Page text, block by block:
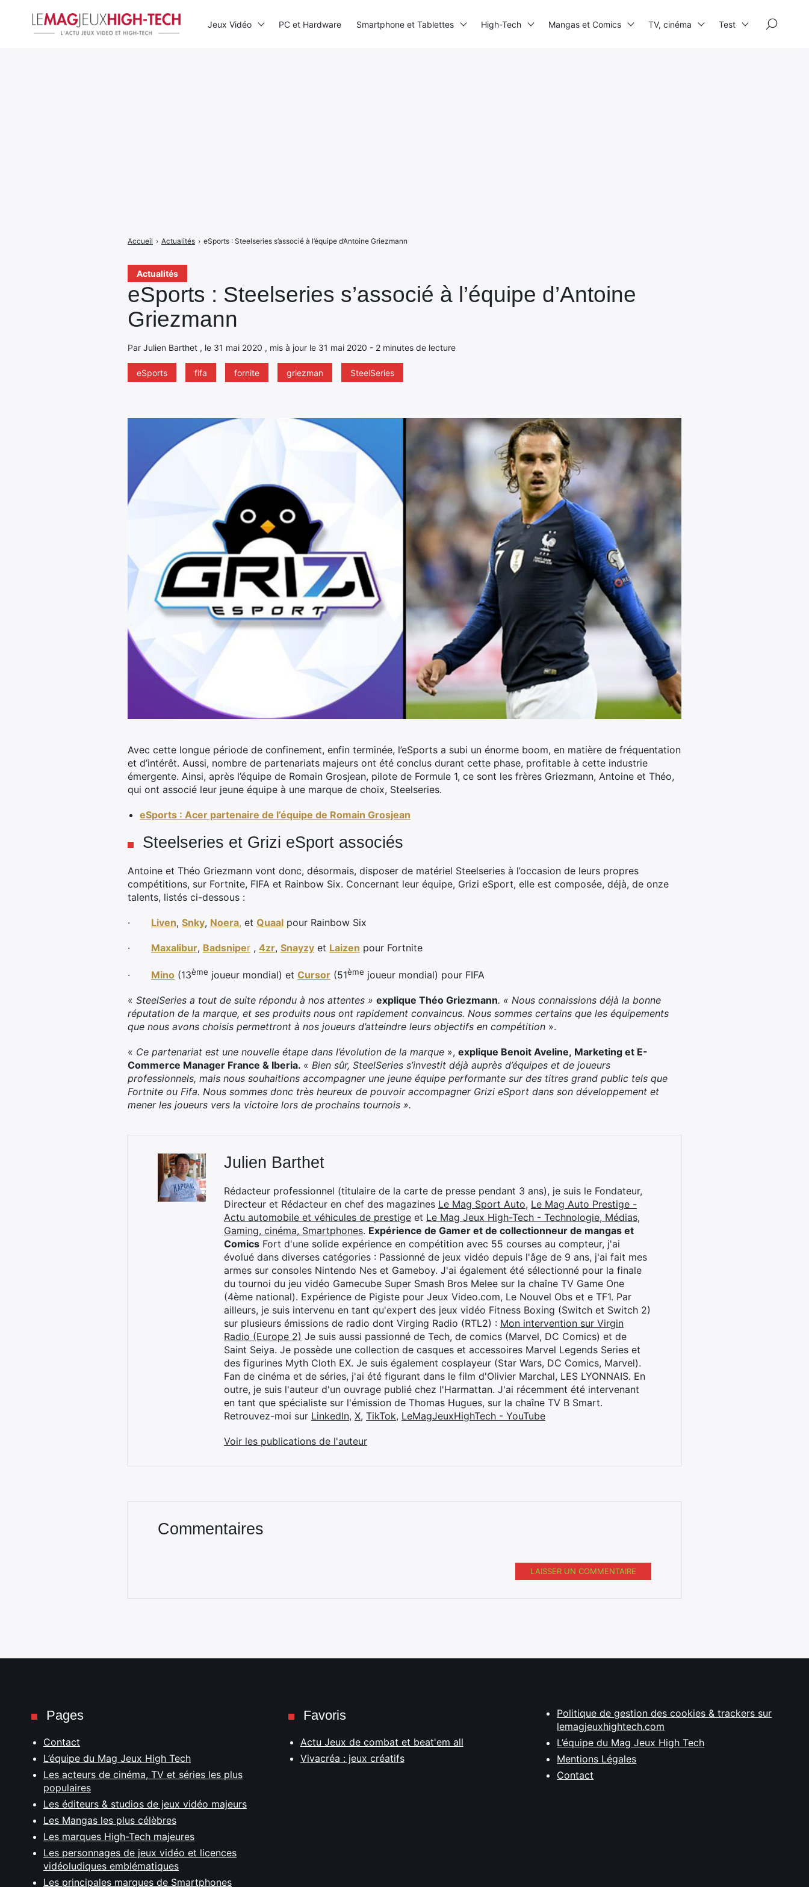
Actualités
eSports : Steelseries s’associé à l’équipe d’Antoine
Griezmann
Par Julien Barthet , le 31 mai 2020 , mis à jour le 31 mai 2020 - 2 minutes de lecture
eSports fifa fornite griezman SteelSeries
Accueil › Actualités › eSports : Steelseries s’associé à l’équipe d’Antoine Griezmann
Avec cette longue période de confinement, enfin terminée, l’eSports a subi un énorme boom, en matière de fréquentation
et d’intérêt. Aussi, nombre de partenariats majeurs ont été conclus durant cette phase, profitable à cette industrie
émergente. Ainsi, après l’équipe de Romain Grosjean, pilote de Formule 1, ce sont les frères Griezmann, Antoine et Théo,
qui ont associé leur jeune équipe à une marque de choix, Steelseries.
eSports : Acer partenaire de l’équipe de Romain Grosjean
Steelseries et Grizi eSport associés
Antoine et Théo Griezmann vont donc, désormais, disposer de matériel Steelseries à l’occasion de leurs propres
compétitions, sur Fortnite, FIFA et Rainbow Six. Concernant leur équipe, Grizi eSport, elle est composée, déjà, de onze
talents, listés ci-dessous :
· Liven, Snky, Noera, et Quaal pour Rainbow Six
· Maxalibur, Badsniper , 4zr, Snayzy et Laizen pour Fortnite
· Mino (13ème joueur mondial) et Cursor (51ème joueur mondial) pour FIFA
« SteelSeries a tout de suite répondu à nos attentes » explique Théo Griezmann. « Nous connaissions déjà la bonne
réputation de la marque, et ses produits nous ont rapidement convaincus. Nous sommes certains que les équipements
que nous avons choisis permettront à nos joueurs d’atteindre leurs objectifs en compétition ».
« Ce partenariat est une nouvelle étape dans l’évolution de la marque », explique Benoit Aveline, Marketing et E-
Commerce Manager France & Iberia. « Bien sûr, SteelSeries s’investit déjà auprès d’équipes et de joueurs
professionnels, mais nous souhaitions accompagner une jeune équipe performante sur des titres grand public tels que
Fortnite ou Fifa. Nous sommes donc très heureux de pouvoir accompagner Grizi eSport dans son développement et
mener les joueurs vers la victoire lors de prochains tournois ».
Julien Barthet
Rédacteur professionnel (titulaire de la carte de presse pendant 3 ans), je suis le Fondateur,
Directeur et Rédacteur en chef des magazines Le Mag Sport Auto, Le Mag Auto Prestige -
Actu automobile et véhicules de prestige et Le Mag Jeux High-Tech - Technologie, Médias,
Gaming, cinéma, Smartphones. Expérience de Gamer et de collectionneur de mangas et
Comics Fort d'une solide expérience en compétition avec 55 courses au compteur, j'ai
évolué dans diverses catégories : Passionné de jeux vidéo depuis l'âge de 9 ans, j'ai fait mes
armes sur consoles Nintendo Nes et Gameboy. J'ai également été sélectionné pour la finale
du tournoi du jeu vidéo Gamecube Super Smash Bros Melee sur la chaîne TV Game One
(4ème national). Expérience de Pigiste pour Jeux Video.com, Le Nouvel Obs et e TF1. Par
ailleurs, je suis intervenu en tant qu'expert des jeux vidéo Fitness Boxing (Switch et Switch 2)
sur plusieurs émissions de radio dont Virging Radio (RTL2) : Mon intervention sur Virgin
Radio (Europe 2) Je suis aussi passionné de Tech, de comics (Marvel, DC Comics) et de
Saint Seiya. Je possède une collection de casques et accessoires Marvel Legends Series et
des figurines Myth Cloth EX. Je suis également cosplayeur (Star Wars, DC Comics, Marvel).
Fan de cinéma et de séries, j'ai été figurant dans le film d'Olivier Marchal, LES LYONNAIS. En
outre, je suis l'auteur d'un ouvrage publié chez l'Harmattan. J'ai récemment été intervenant
en tant que spécialiste sur l'émission de Thomas Hugues, sur la chaîne TV B Smart.
Retrouvez-moi sur LinkedIn, X, TikTok, LeMagJeuxHighTech - YouTube
Voir les publications de l'auteur
Commentaires
LAISSER UN COMMENTAIRE
Jeux Vidéo PC et Hardware Smartphone et Tablettes High-Tech Mangas et Comics TV, cinéma Test
Pages
Contact
L’équipe du Mag Jeux High Tech
Les acteurs de cinéma, TV et séries les plus
populaires
Les éditeurs & studios de jeux vidéo majeurs
Les Mangas les plus célèbres
Les marques High-Tech majeures
Les personnages de jeux vidéo et licences
vidéoludiques emblématiques
Les principales marques de Smartphones
Favoris
Actu Jeux de combat et beat'em all
Vivacréa : jeux créatifs
Politique de gestion des cookies & trackers sur
lemagjeuxhightech.com
L’équipe du Mag Jeux High Tech
Mentions Légales
Contact